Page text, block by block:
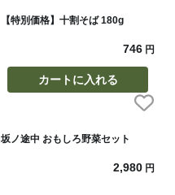
【特別価格】十割そば 180g
746 円
カートに入れる
坂ノ途中 おもしろ野菜セット
2,980 円